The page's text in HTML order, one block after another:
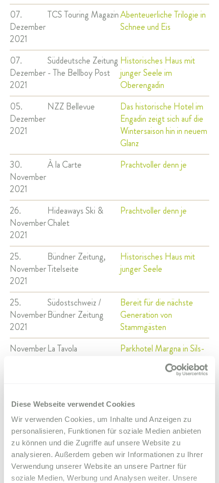
Diese Webseite verwendet Cookies
Wir verwenden Cookies, um Inhalte und Anzeigen zu
personalisieren, Funktionen für soziale Medien anbieten
zu können und die Zugriffe auf unsere Website zu
analysieren. Außerdem geben wir Informationen zu Ihrer
Verwendung unserer Website an unsere Partner für
soziale Medien, Werbung und Analysen weiter. Unsere
07.
Dezember
2021
TCS Touring MagazinAbenteuerliche Trilogie in
Schnee und Eis
07.
Dezember
2021
Süddeutsche Zeitung
- The Bellboy Post
Historisches Haus mit
junger Seele im
Oberengadin
05.
Dezember
2021
NZZ Bellevue
Das historische Hotel im
Engadin zeigt sich auf die
Wintersaison hin in neuem
Glanz
30.
November
2021
À la Carte Prachtvoller denn je
26.
November
2021
Hideaways Ski &
Chalet
Prachtvoller denn je
25.
November
2021
Bündner Zeitung,
Titelseite
Historisches Haus mit
junger Seele
25.
November
2021
Südostschweiz /
Bündner Zeitung
Bereit für die nächste
Generation von
Stammgästen
NovemberLa Tavola
Parkhotel Margna in Sils-
Baselgia: Historisches
Haus mit junger Seele
2021
05. Juni
2021
Engadiner Post
Das Parkhotel Margna
bleibt diesen Sommer zu
28. Januar
2021
Hotellerie
Gastronomie Zeitung
Neuer Küchenchef im
Parkhotel Margn ins Sils